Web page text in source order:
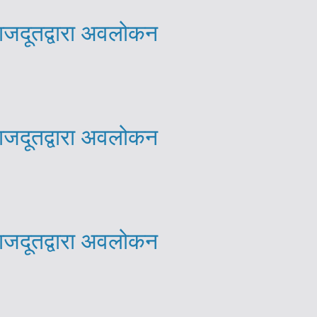
अवलोकन
अवलोकन
अवलोकन